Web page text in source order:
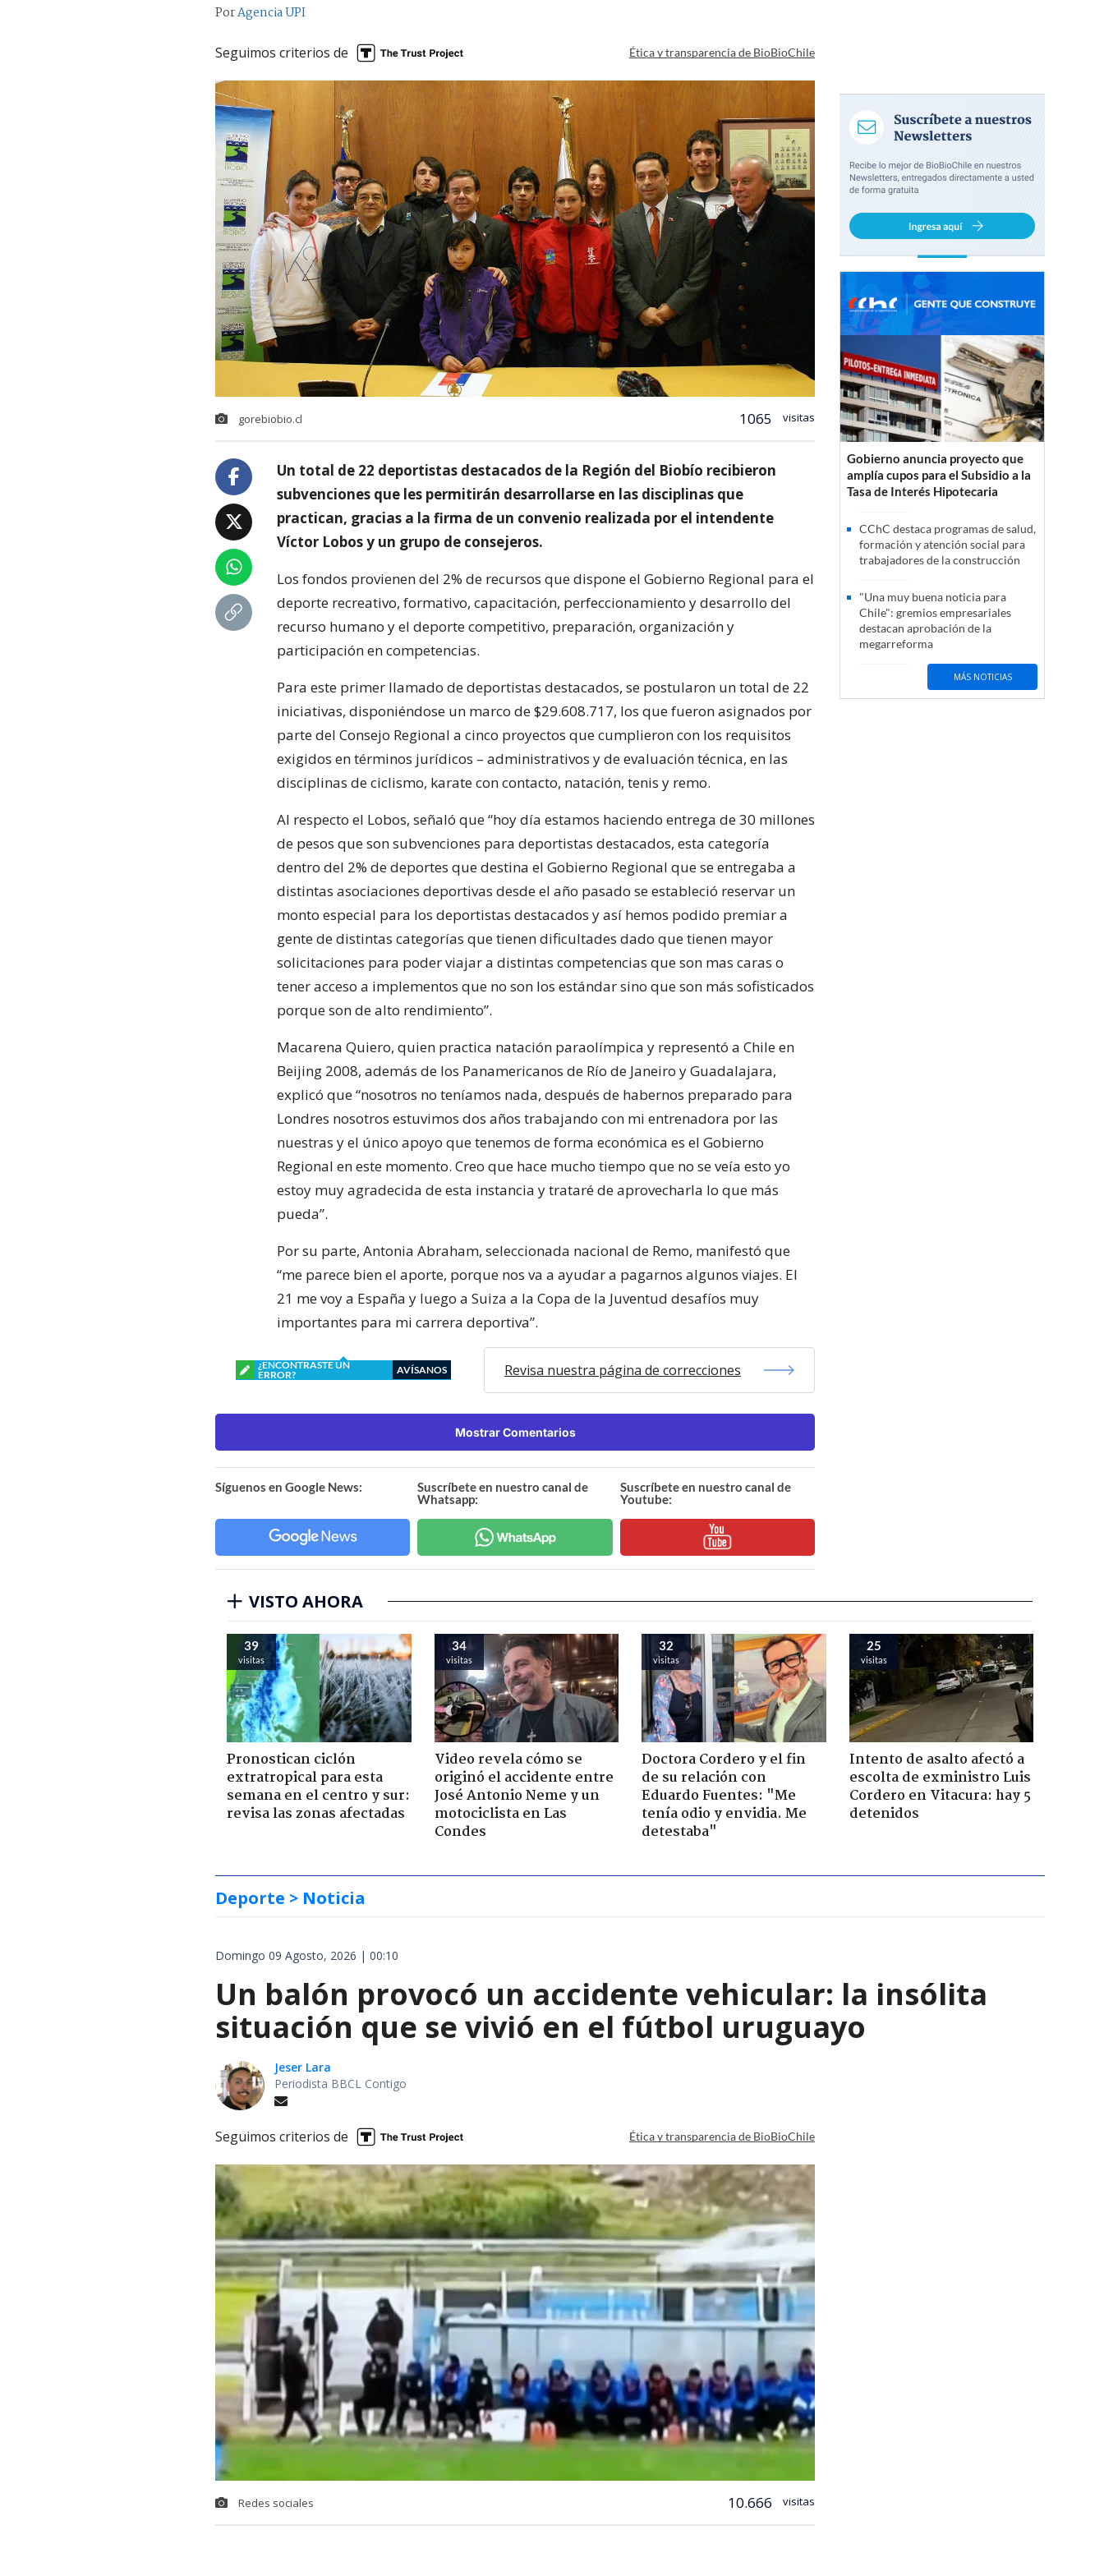
PorAgencia UPI
Seguimos criterios de Ética y transparencia de BioBioChile
gorebiobio.cl 1065 visitas
Un total de 22 deportistas destacados de la Región del Biobío recibieron
subvenciones que les permitirán desarrollarse en las disciplinas que
practican, gracias a la firma de un convenio realizada por el intendente
Víctor Lobos y un grupo de consejeros.
Los fondos provienen del 2% de recursos que dispone el Gobierno Regional para el
deporte recreativo, formativo, capacitación, perfeccionamiento y desarrollo del
recurso humano y el deporte competitivo, preparación, organización y
participación en competencias.
Para este primer llamado de deportistas destacados, se postularon un total de 22
iniciativas, disponiéndose un marco de $29.608.717, los que fueron asignados por
parte del Consejo Regional a cinco proyectos que cumplieron con los requisitos
exigidos en términos jurídicos – administrativos y de evaluación técnica, en las
disciplinas de ciclismo, karate con contacto, natación, tenis y remo.
Al respecto el Lobos, señaló que “hoy día estamos haciendo entrega de 30 millones
de pesos que son subvenciones para deportistas destacados, esta categoría
dentro del 2% de deportes que destina el Gobierno Regional que se entregaba a
distintas asociaciones deportivas desde el año pasado se estableció reservar un
monto especial para los deportistas destacados y así hemos podido premiar a
gente de distintas categorías que tienen dificultades dado que tienen mayor
solicitaciones para poder viajar a distintas competencias que son mas caras o
tener acceso a implementos que no son los estándar sino que son más sofisticados
porque son de alto rendimiento”.
Macarena Quiero, quien practica natación paraolímpica y representó a Chile en
Beijing 2008, además de los Panamericanos de Río de Janeiro y Guadalajara,
explicó que “nosotros no teníamos nada, después de habernos preparado para
Londres nosotros estuvimos dos años trabajando con mi entrenadora por las
nuestras y el único apoyo que tenemos de forma económica es el Gobierno
Regional en este momento. Creo que hace mucho tiempo que no se veía esto yo
estoy muy agradecida de esta instancia y trataré de aprovecharla lo que más
pueda”.
Por su parte, Antonia Abraham, seleccionada nacional de Remo, manifestó que
“me parece bien el aporte, porque nos va a ayudar a pagarnos algunos viajes. El
21 me voy a España y luego a Suiza a la Copa de la Juventud desafíos muy
importantes para mi carrera deportiva”.
¿ENCONTRASTE UN
ERROR?
AVÍSANOS Revisa nuestra página de correcciones
Mostrar Comentarios
Síguenos en Google News:
Suscríbete en nuestro canal de
Whatsapp:
Suscríbete en nuestro canal de
Youtube:
Gobierno anuncia proyecto que
amplía cupos para el Subsidio a la
Tasa de Interés Hipotecaria
CChC destaca programas de salud,
formación y atención social para
trabajadores de la construcción
"Una muy buena noticia para
Chile": gremios empresariales
destacan aprobación de la
megarreforma
MÁS NOTICIAS
VISTO AHORA
39
visitas
Pronostican ciclón
extratropical para esta
semana en el centro y sur:
revisa las zonas afectadas
34
visitas
Video revela cómo se
originó el accidente entre
José Antonio Neme y un
motociclista en Las
Condes
32
visitas
Doctora Cordero y el fin
de su relación con
Eduardo Fuentes: "Me
tenía odio y envidia. Me
detestaba"
25
visitas
Intento de asalto afectó a
escolta de exministro Luis
Cordero en Vitacura: hay 5
detenidos
Deporte > Noticia
Domingo 09 Agosto, 2026 | 00:10
Un balón provocó un accidente vehicular: la insólita
situación que se vivió en el fútbol uruguayo
Jeser Lara
Periodista BBCL Contigo
Seguimos criterios de Ética y transparencia de BioBioChile
Redes sociales 10.666 visitas